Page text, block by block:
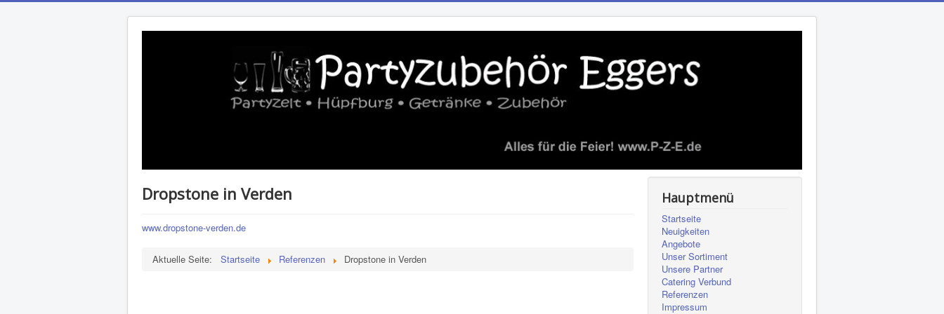
Dropstone in Verden
www.dropstone-verden.de
Aktuelle Seite: Startseite Referenzen Dropstone in Verden
Hauptmenü
Startseite
Neuigkeiten
Angebote
Unser Sortiment
Unsere Partner
Catering Verbund
Referenzen
Impressum